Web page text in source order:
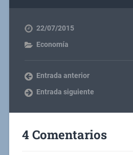
22/07/2015
Economía
Entrada anterior
Entrada siguiente
4 Comentarios